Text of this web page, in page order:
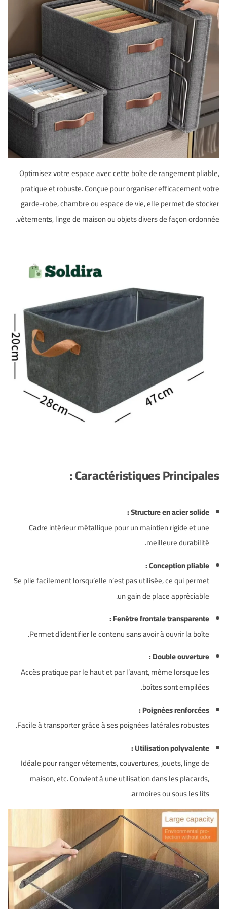
Optimisez votre espace avec cette boîte de rangement pliable,
pratique et robuste. Conçue pour organiser efficacement votre
garde-robe, chambre ou espace de vie, elle permet de stocker
vêtements, linge de maison ou objets divers de façon ordonnée.
Caractéristiques Principales :
Structure en acier solide :
Cadre intérieur métallique pour un maintien rigide et une
meilleure durabilité.
Conception pliable :
Se plie facilement lorsqu’elle n’est pas utilisée, ce qui permet
un gain de place appréciable.
Fenêtre frontale transparente :
Permet d’identifier le contenu sans avoir à ouvrir la boîte.
Double ouverture :
Accès pratique par le haut et par l’avant, même lorsque les
boîtes sont empilées.
Poignées renforcées :
Facile à transporter grâce à ses poignées latérales robustes.
Utilisation polyvalente :
Idéale pour ranger vêtements, couvertures, jouets, linge de
maison, etc. Convient à une utilisation dans les placards,
armoires ou sous les lits.